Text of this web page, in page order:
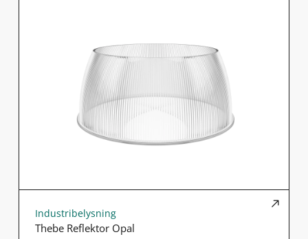
Industribelysning
Thebe Reflektor Opal